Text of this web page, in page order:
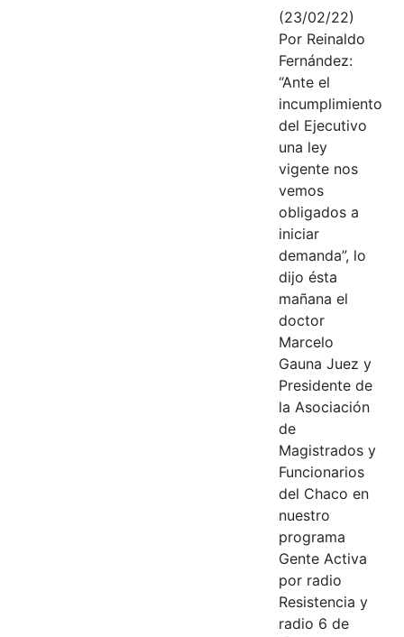
(23/02/22)
Por Reinaldo
Fernández:
“Ante el
incumplimiento
del Ejecutivo
una ley
vigente nos
vemos
obligados a
iniciar
demanda”, lo
dijo ésta
mañana el
doctor
Marcelo
Gauna Juez y
Presidente de
la Asociación
de
Magistrados y
Funcionarios
del Chaco en
nuestro
programa
Gente Activa
por radio
Resistencia y
radio 6 de